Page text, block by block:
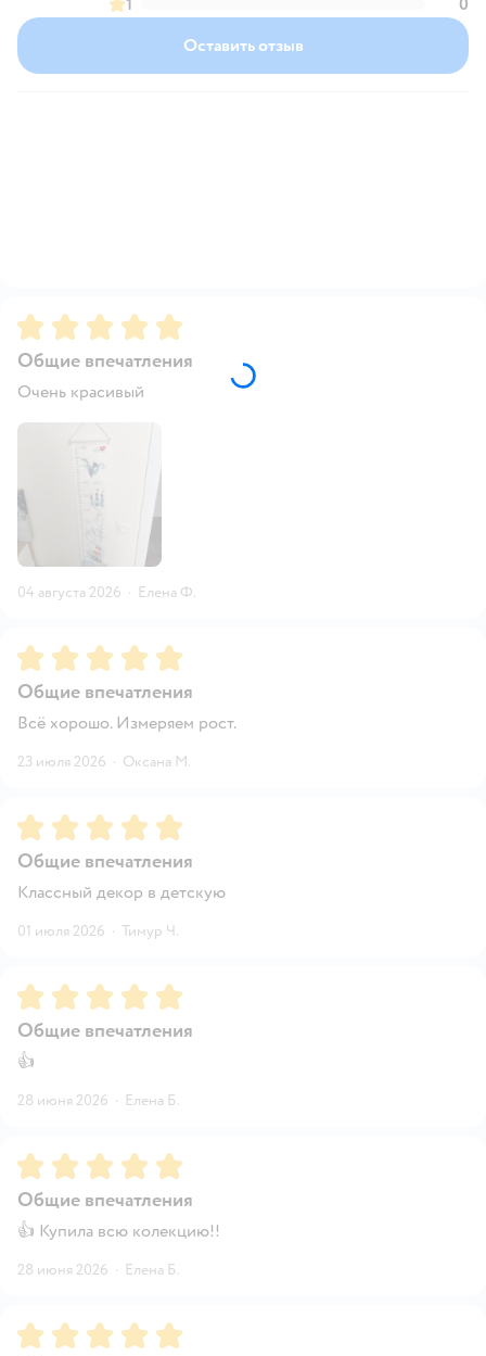
Оставить отзыв
Рейтинг:5
Общие впечатления
Очень красивый
04 августа 2026 · Елена Ф.
Рейтинг:5
Общие впечатления
Всё хорошо. Измеряем рост.
23 июля 2026 · Оксана М.
Рейтинг:5
Общие впечатления
Классный декор в детскую
01 июля 2026 · Тимур Ч.
Рейтинг:5
Общие впечатления
👍
28 июня 2026 · Елена Б.
Рейтинг:5
Общие впечатления
👍 Купила всю колекцию!!
28 июня 2026 · Елена Б.
Рейтинг:5